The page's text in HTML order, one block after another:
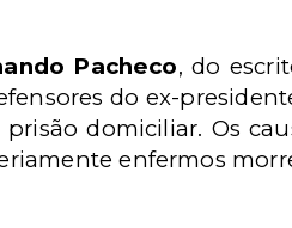
Pacheco, do
do ex-
domiciliar. Os
enfermos